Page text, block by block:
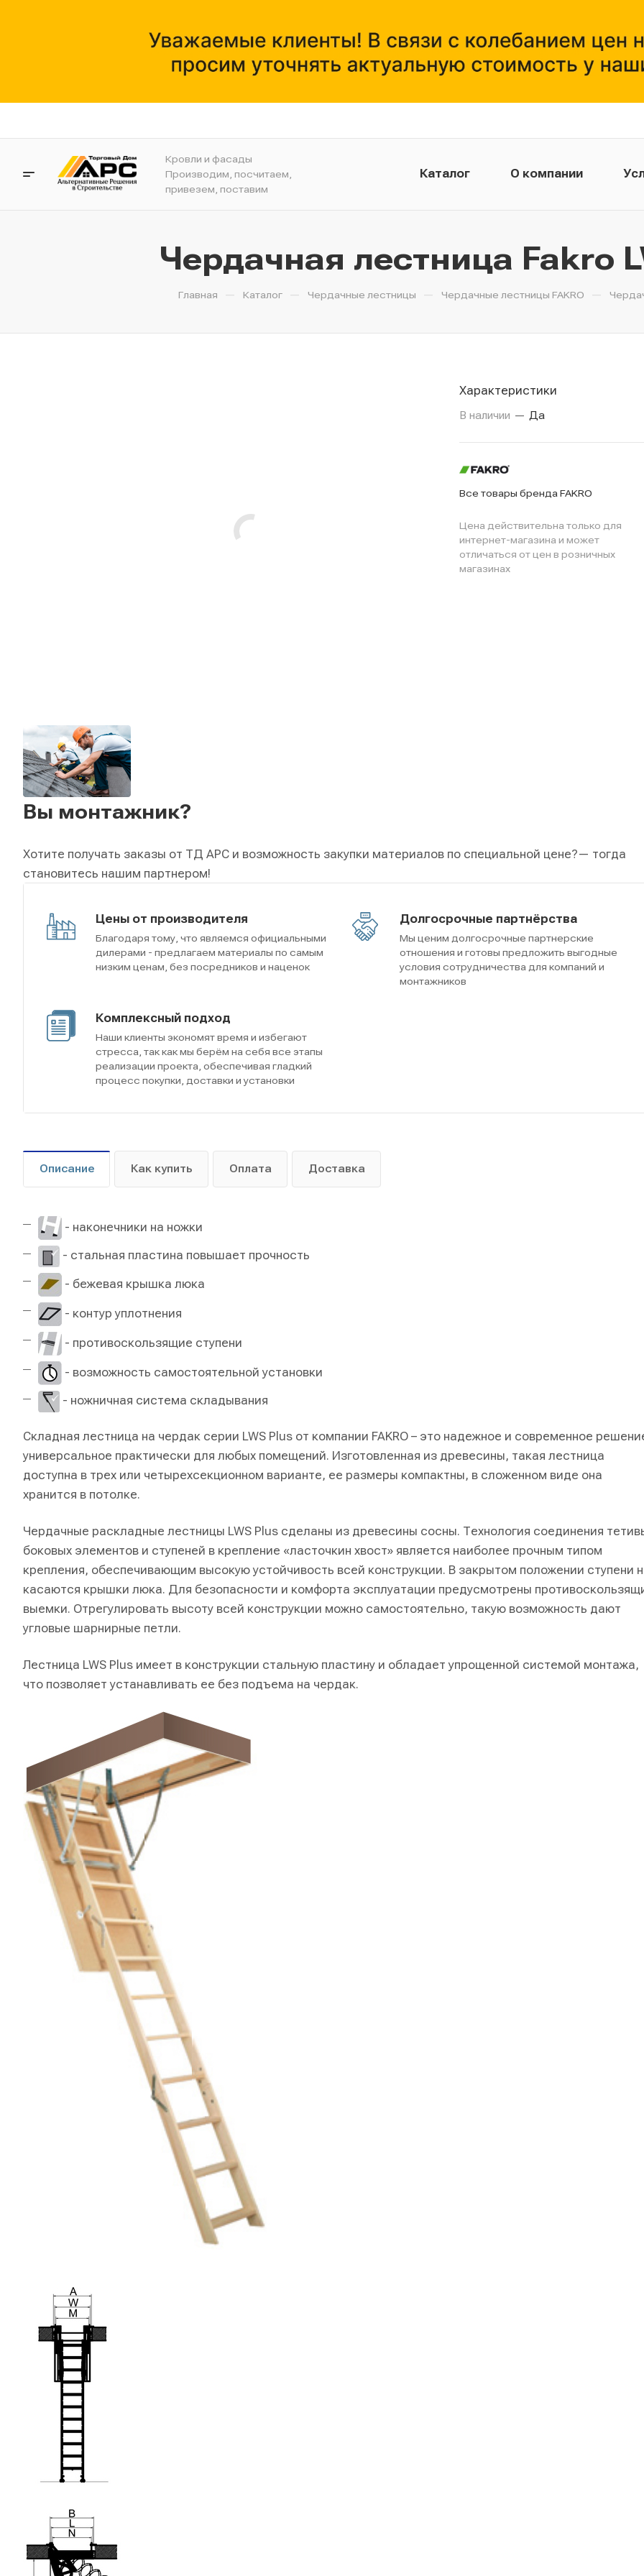
Кровли и фасады
Производим, посчитаем,
привезем, поставим
Каталог О компании
Чердачная лестница Fakro
Главная — Каталог — Чердачные лестницы — Чердачные лестницы FAKRO —
Характеристики
В наличии — Да
Все товары бренда FAKRO
Цена действительна только для
интернет-магазина и может
отличаться от цен в розничных
магазинах
Вы монтажник?
Хотите получать заказы от ТД АРС и возможность закупки материалов по специальной цене?— тогда
становитесь нашим партнером!
Цены от производителя
Благодаря тому, что являемся официальными
дилерами - предлагаем материалы по самым
низким ценам, без посредников и наценок
Долгосрочные партнёрства
Мы ценим долгосрочные партнерские
отношения и готовы предложить выгодные
условия сотрудничества для компаний и
монтажников
Комплексный подход
Наши клиенты экономят время и избегают
стресса, так как мы берём на себя все этапы
реализации проекта, обеспечивая гладкий
процесс покупки, доставки и установки
Описание Как купить Оплата Доставка
- наконечники на ножки
- стальная пластина повышает прочность
- бежевая крышка люка
- контур уплотнения
- противоскользящие ступени
- возможность самостоятельной установки
- ножничная система складывания
Складная лестница на чердак серии LWS Plus от компании FAKRO – это надежное и современное
универсальное практически для любых помещений. Изготовленная из древесины, такая лестница
доступна в трех или четырехсекционном варианте, ее размеры компактны, в сложенном виде она
хранится в потолке.
Чердачные раскладные лестницы LWS Plus сделаны из древесины сосны. Технология соединения
боковых элементов и ступеней в крепление «ласточкин хвост» является наиболее прочным типом
крепления, обеспечивающим высокую устойчивость всей конструкции. В закрытом положении ступени
касаются крышки люка. Для безопасности и комфорта эксплуатации предусмотрены
выемки. Отрегулировать высоту всей конструкции можно самостоятельно, такую возможность дают
угловые шарнирные петли.
Лестница LWS Plus имеет в конструкции стальную пластину и обладает упрощенной системой монтажа,
что позволяет устанавливать ее без подъема на чердак.